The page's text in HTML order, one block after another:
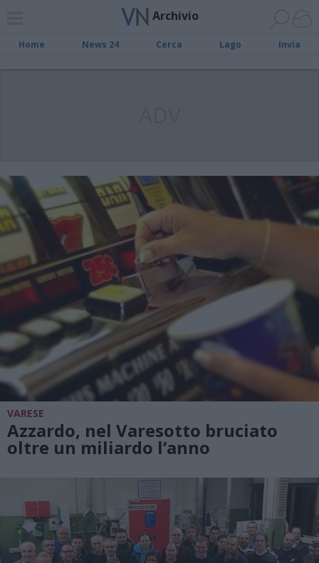
Archivio
Home News 24 Cerca Lago Invia
VARESE
Azzardo, nel Varesotto bruciato
oltre un miliardo l’anno